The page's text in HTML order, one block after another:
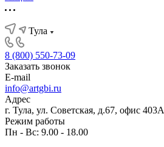
Тула
8 (800) 550-73-09
Заказать звонок
E-mail
info@artgbi.ru
Адрес
г. Тула, ул. Советская, д.67, офис 403А
Режим работы
Пн - Вс: 9.00 - 18.00